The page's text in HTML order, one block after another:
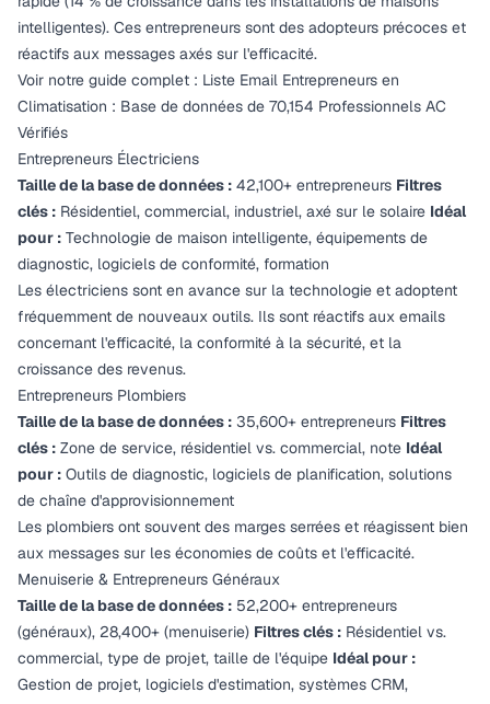
intelligentes). Ces entrepreneurs sont des adopteurs précoces et
réactifs aux messages axés sur l'efficacité.
Voir notre guide complet : Liste Email Entrepreneurs en
Climatisation : Base de données de 70,154 Professionnels AC
Vérifiés
Entrepreneurs Électriciens
Taille de la base de données : 42,100+ entrepreneurs Filtres
clés : Résidentiel, commercial, industriel, axé sur le solaire Idéal
pour : Technologie de maison intelligente, équipements de
diagnostic, logiciels de conformité, formation
Les électriciens sont en avance sur la technologie et adoptent
fréquemment de nouveaux outils. Ils sont réactifs aux emails
concernant l'efficacité, la conformité à la sécurité, et la
croissance des revenus.
Entrepreneurs Plombiers
Taille de la base de données : 35,600+ entrepreneurs Filtres
clés : Zone de service, résidentiel vs. commercial, note Idéal
pour : Outils de diagnostic, logiciels de planification, solutions
de chaîne d'approvisionnement
Les plombiers ont souvent des marges serrées et réagissent bien
aux messages sur les économies de coûts et l'efficacité.
Menuiserie & Entrepreneurs Généraux
Taille de la base de données : 52,200+ entrepreneurs
(généraux), 28,400+ (menuiserie) Filtres clés : Résidentiel vs.
commercial, type de projet, taille de l'équipe Idéal pour :
Gestion de projet, logiciels d'estimation, systèmes CRM,